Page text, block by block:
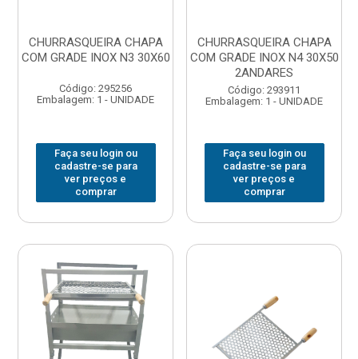
CHURRASQUEIRA CHAPA
COM GRADE INOX N3 30X60
Código: 295256
Embalagem: 1 - UNIDADE
Faça seu login ou
cadastre-se para
ver preços e
comprar
CHURRASQUEIRA CHAPA
COM GRADE INOX N4 30X50
2ANDARES
Código: 293911
Embalagem: 1 - UNIDADE
Faça seu login ou
cadastre-se para
ver preços e
comprar